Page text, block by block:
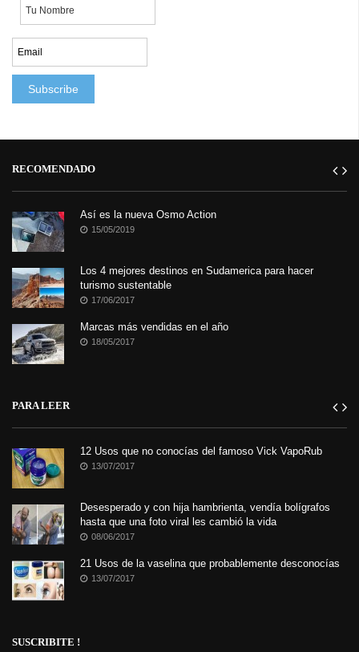
RECOMENDADO
Así es la nueva Osmo Action
15/05/2019
Los 4 mejores destinos en Sudamerica para hacer
turismo sustentable
17/06/2017
Marcas más vendidas en el año
18/05/2017
PARA LEER
12 Usos que no conocías del famoso Vick VapoRub
13/07/2017
Desesperado y con hija hambrienta, vendía bolígrafos
hasta que una foto viral les cambió la vida
08/06/2017
21 Usos de la vaselina que probablemente desconocías
13/07/2017
SUSCRIBITE !